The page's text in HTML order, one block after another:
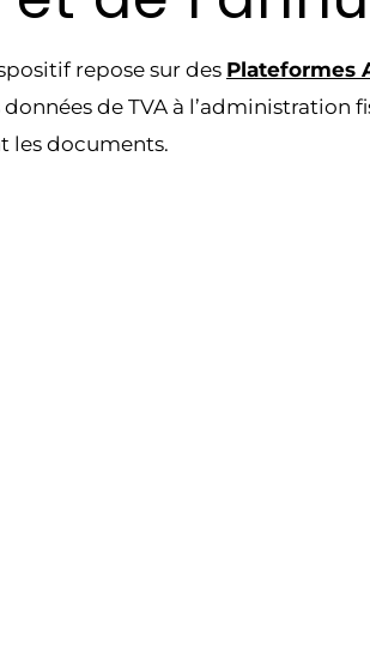
repose sur des Plateformes
de TVA à l’administration
les documents.